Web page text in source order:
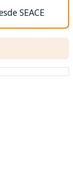
SEACE